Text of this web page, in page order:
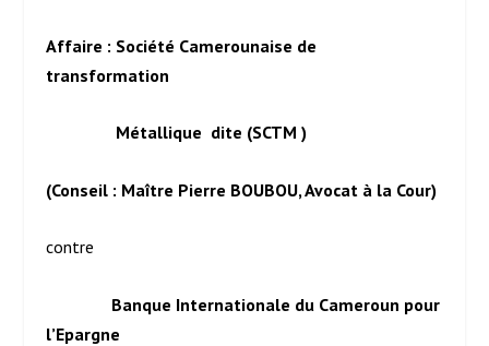
Affaire : Société Camerounaise de
transformation
Métallique dite (SCTM )
(Conseil : Maître Pierre BOUBOU, Avocat à la Cour)
contre
Banque Internationale du Cameroun pour
l’Epargne